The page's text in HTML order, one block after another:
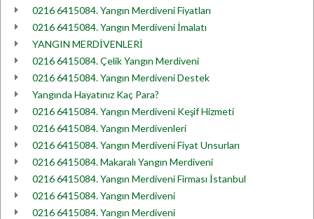
0216 6415084. Yangın Merdiveni Fiyatları
0216 6415084. Yangın Merdiveni İmalatı
YANGIN MERDİVENLERİ
0216 6415084. Çelik Yangın Merdiveni
0216 6415084. Yangın Merdiveni Destek
Yangında Hayatınız Kaç Para?
0216 6415084. Yangın Merdiveni Keşif Hizmeti
0216 6415084. Yangın Merdivenleri
0216 6415084. Yangın Merdiveni Fiyat Unsurları
0216 6415084. Makaralı Yangın Merdiveni
0216 6415084. Yangın Merdiveni Firması İstanbul
0216 6415084. Yangın Merdiveni
0216 6415084. Yangın Merdiveni